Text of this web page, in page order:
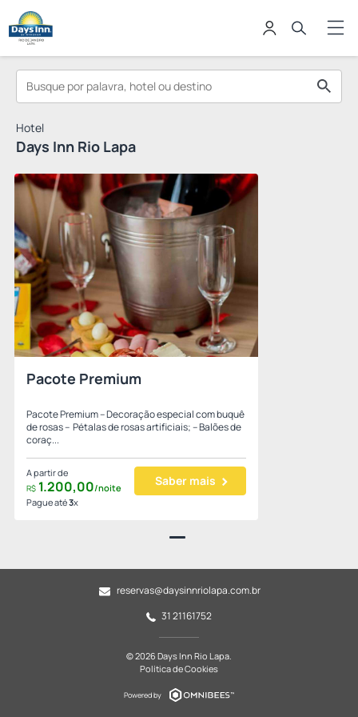
Hotel
Days Inn Rio Lapa
Pacote Premium
Pacote Premium – Decoração especial com buquê
de rosas – Pétalas de rosas artificiais; – Balões de
coraç...
A partir de
R$ 1.200,00/noite
Pague até3x
Saber mais
reservas@daysinnriolapa.com.br
31 21161752
© 2026 Days Inn Rio Lapa.
Política de Cookies
Powered by